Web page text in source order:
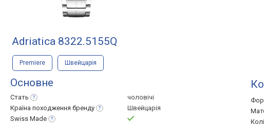
Adriatica 8322.5155Q
Premiere Швейцарія
Основне
Стать
чоловічі
Країна походження бренду
Швейцарія
Swiss Made